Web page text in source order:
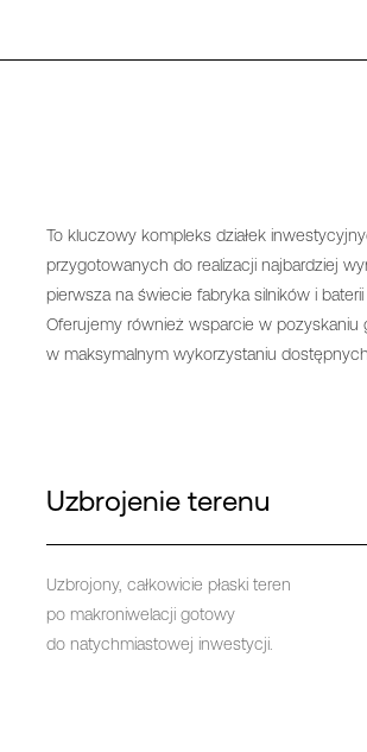
To kluczowy kompleks działek
przygotowanych do realizacji najbardziej
pierwsza na świecie fabryka silników i
Oferujemy również wsparcie w
w maksymalnym wykorzystaniu
Uzbrojenie terenu
Uzbrojony, całkowicie płaski teren
po makroniwelacji gotowy
do natychmiastowej inwestycji.